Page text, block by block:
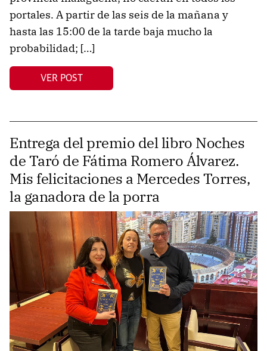
portales. A partir de las seis de la mañana y
hasta las 15:00 de la tarde baja mucho la
probabilidad; […]
VER POST
Entrega del premio del libro Noches
de Taró de Fátima Romero Álvarez.
Mis felicitaciones a Mercedes Torres,
la ganadora de la porra